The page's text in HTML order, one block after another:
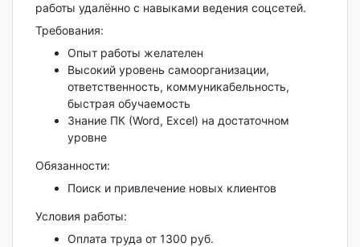
работы удалённо с навыками ведения соцсетей.
Требования:
Опыт работы желателен
Высокий уровень самоорганизации,
ответственность, коммуникабельность,
быстрая обучаемость
Знание ПК (Word, Excel) на достаточном
уровне
Обязанности:
Поиск и привлечение новых клиентов
Условия работы:
Оплата труда от 1300 руб.